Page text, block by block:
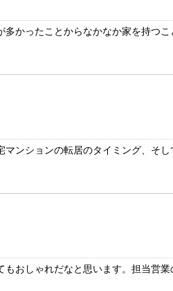
かったことからなかなか家を持つこ
ンションの転居のタイミング、そし
おしゃれだなと思います。担当営業